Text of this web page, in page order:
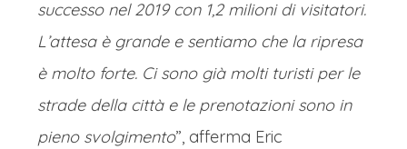
successo nel 2019 con 1,2 milioni di visitatori.
L’attesa è grande e sentiamo che la ripresa
è molto forte. Ci sono già molti turisti per le
strade della città e le prenotazioni sono in
pieno svolgimento”, afferma Eric